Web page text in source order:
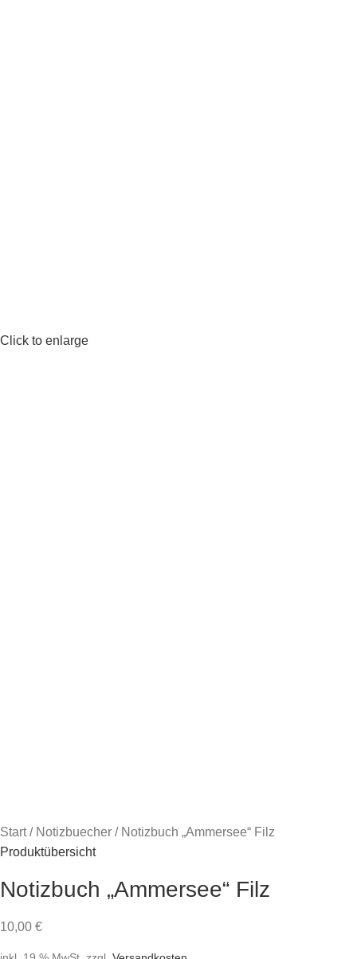
Click to enlarge
Start Notizbuecher
Notizbuch „Ammersee“ Filz
Produktübersicht
Notizbuch „Ammersee“ Filz
10,00 €